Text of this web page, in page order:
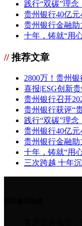
践行“双碳”理
贵州银行40亿
贵州银行金融
十年，铸就“用
//推荐文章
2800万！贵州
喜报|ESG创新
贵州银行召开
贵州银行获评“
践行“双碳”理
贵州银行40亿
贵州银行金融
十年，铸就“用
三次跨越 十年